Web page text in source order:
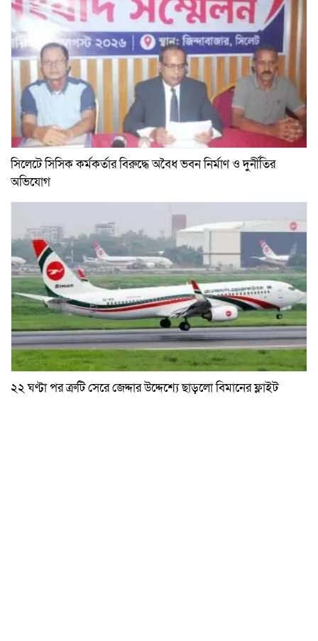
সিলেটে সিসিক কর্মকর্তার বিরুদ্ধে অবৈধ ভবন নির্মাণ ও দুর্নীতির
অভিযোগ
২২ ঘণ্টা পর ত্রুটি সেরে জেদ্দার উদ্দেশ্যে ছাড়লো বিমানের ফ্লাইট